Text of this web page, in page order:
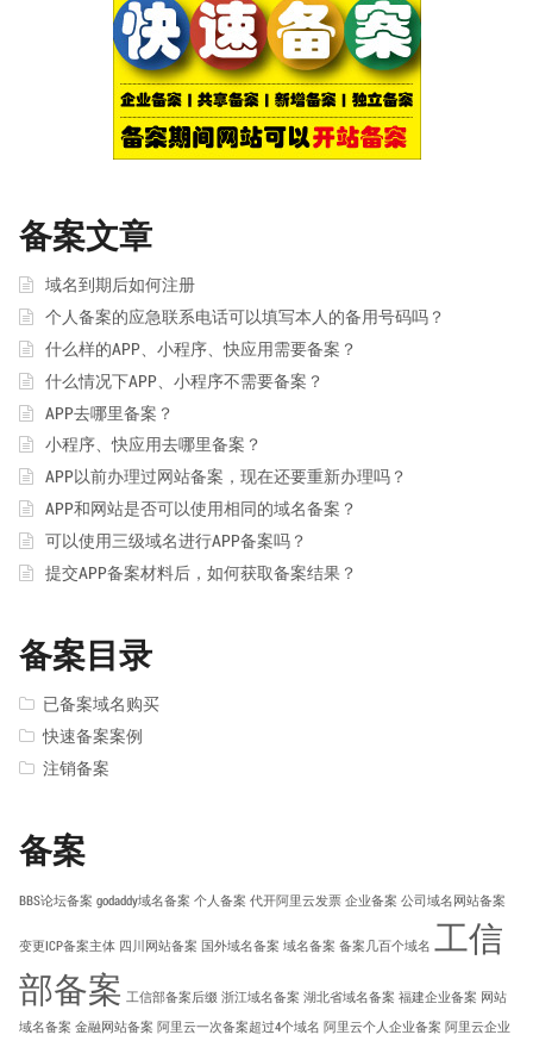
备案文章
域名到期后如何注册
个人备案的应急联系电话可以填写本人的备用号码吗？
什么样的APP、小程序、快应用需要备案？
什么情况下APP、小程序不需要备案？
APP去哪里备案？
小程序、快应用去哪里备案？
APP以前办理过网站备案，现在还要重新办理吗？
APP和网站是否可以使用相同的域名备案？
可以使用三级域名进行APP备案吗？
提交APP备案材料后，如何获取备案结果？
备案目录
已备案域名购买
快速备案案例
注销备案
备案
BBS论坛备案 godaddy域名备案 个人备案 代开阿里云发票 企业备案 公司域名网站备案
变更ICP备案主体 四川网站备案 国外域名备案 域名备案 备案几百个域名 工信
部备案 工信部备案后缀 浙江域名备案 湖北省域名备案 福建企业备案 网站
域名备案 金融网站备案 阿里云一次备案超过4个域名 阿里云个人企业备案 阿里云企业